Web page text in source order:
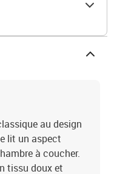
au design
lit un aspect
à coucher.
tissu doux et